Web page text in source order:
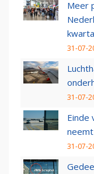
Meer
31-07-
31-07-
Einde
31-07-